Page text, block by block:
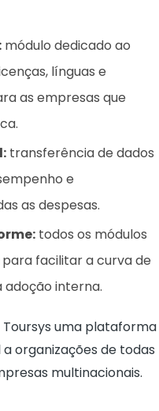
módulo dedicado ao
línguas e
as empresas que
transferência de dados
e
as despesas.
todos os módulos
facilitar a curva de
interna.
uma plataforma
organizações de todas
multinacionais.